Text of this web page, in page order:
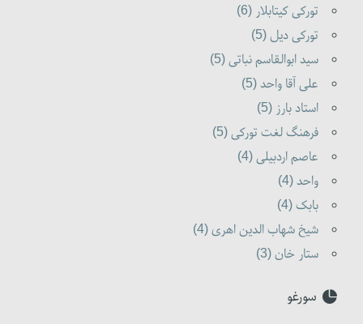
تورکی کیتابلار (6)
تورکی دیل (5)
سید ابوالقاسم نباتی (5)
علی آقا واحد (5)
استاد بارز (5)
فرهنگ لغت تورکی (5)
عاصم اردبیلی (4)
واحد (4)
بابک (4)
شیخ شهاب الدین اهری (4)
ستار خان (3)
سورغو